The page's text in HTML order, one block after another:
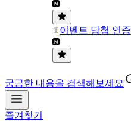
이벤트 당첨 인증
궁금한 내용을 검색해보세요
즐겨찾기